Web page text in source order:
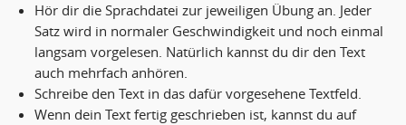
Hör dir die Sprachdatei zur jeweiligen Übung an. Jeder
Satz wird in normaler Geschwindigkeit und noch einmal
langsam vorgelesen. Natürlich kannst du dir den Text
auch mehrfach anhören.
Schreibe den Text in das dafür vorgesehene Textfeld.
Wenn dein Text fertig geschrieben ist, kannst du auf